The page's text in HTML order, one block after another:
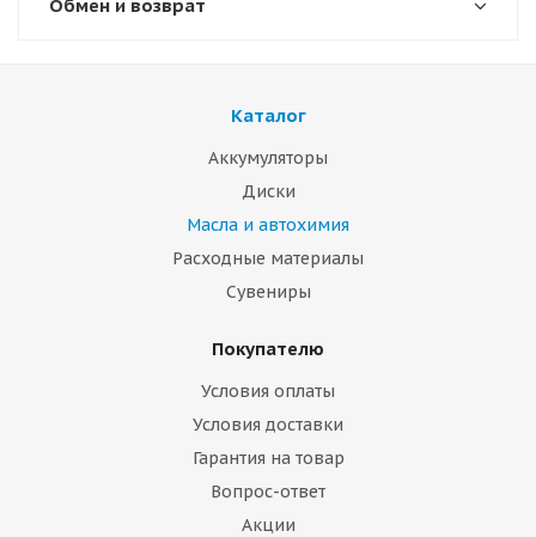
Обмен и возврат
Каталог
Аккумуляторы
Диски
Масла и автохимия
Расходные материалы
Сувениры
Покупателю
Условия оплаты
Условия доставки
Гарантия на товар
Вопрос-ответ
Акции